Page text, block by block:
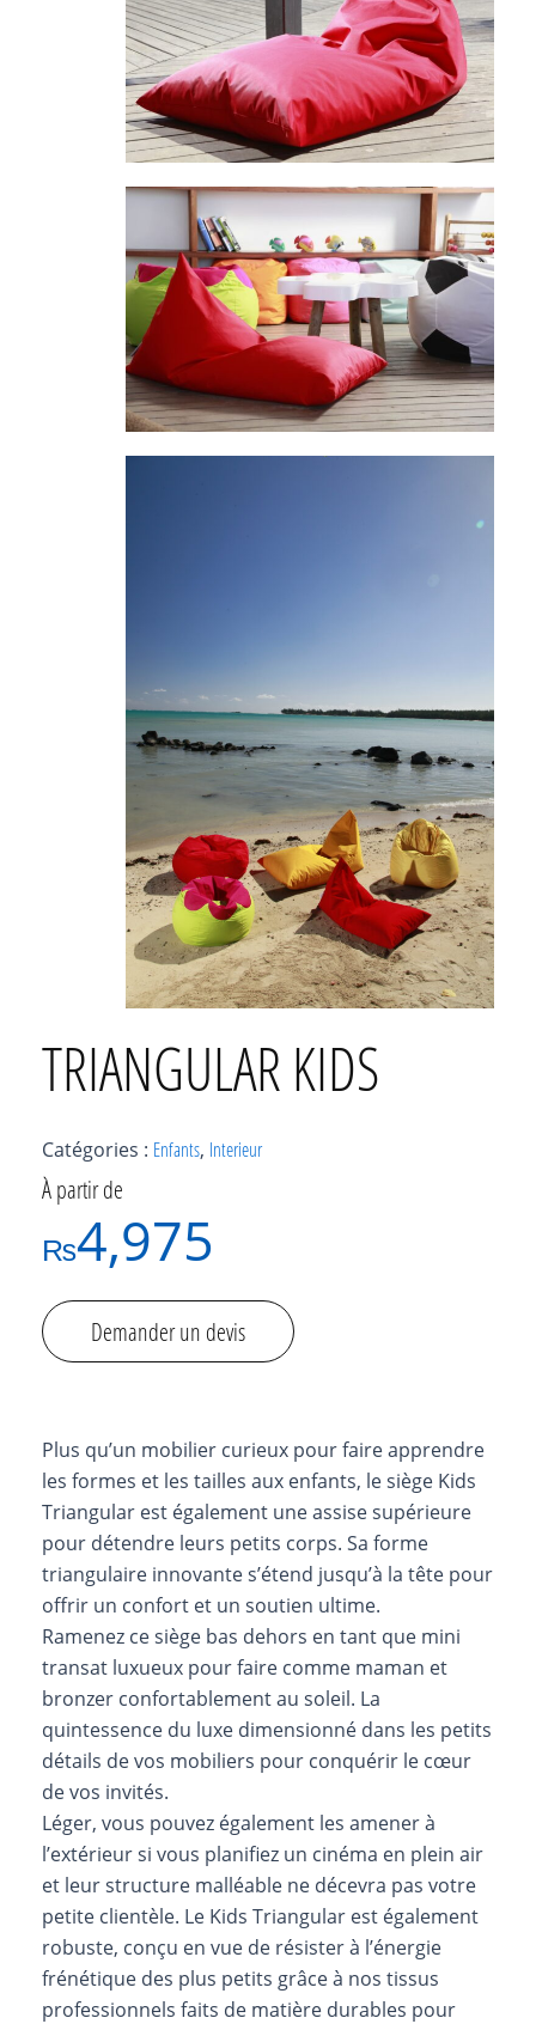
TRIANGULAR KIDS
Catégories : Enfants, Interieur
À partir de
₨4,975
Demander un devis
Plus qu’un mobilier curieux pour faire apprendre
les formes et les tailles aux enfants, le siège Kids
Triangular est également une assise supérieure
pour détendre leurs petits corps. Sa forme
triangulaire innovante s’étend jusqu’à la tête pour
offrir un confort et un soutien ultime.
Ramenez ce siège bas dehors en tant que mini
transat luxueux pour faire comme maman et
bronzer confortablement au soleil. La
quintessence du luxe dimensionné dans les petits
détails de vos mobiliers pour conquérir le cœur
de vos invités.
Léger, vous pouvez également les amener à
l’extérieur si vous planifiez un cinéma en plein air
et leur structure malléable ne décevra pas votre
petite clientèle. Le Kids Triangular est également
robuste, conçu en vue de résister à l’énergie
frénétique des plus petits grâce à nos tissus
professionnels faits de matière durables pour